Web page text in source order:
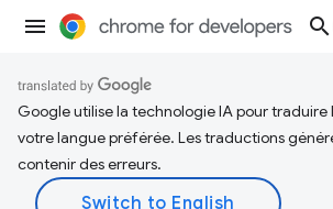
Google utilise la technologie IA pour traduire
votre langue préférée. Les traductions
contenir des erreurs.